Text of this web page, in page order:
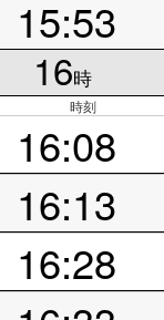
15:53
16時
時刻
16:08
16:13
16:28